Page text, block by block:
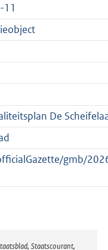
De
gmb/
Staatscourant,